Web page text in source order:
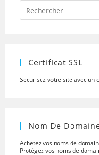
Certificat SSL
Sécurisez votre site avec un
Nom De
Achetez vos noms de
Protégez vos noms de